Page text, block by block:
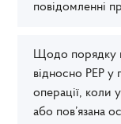
повідомленні
Щодо порядку
відносно РЕР у
операції, коли
або пов’язана